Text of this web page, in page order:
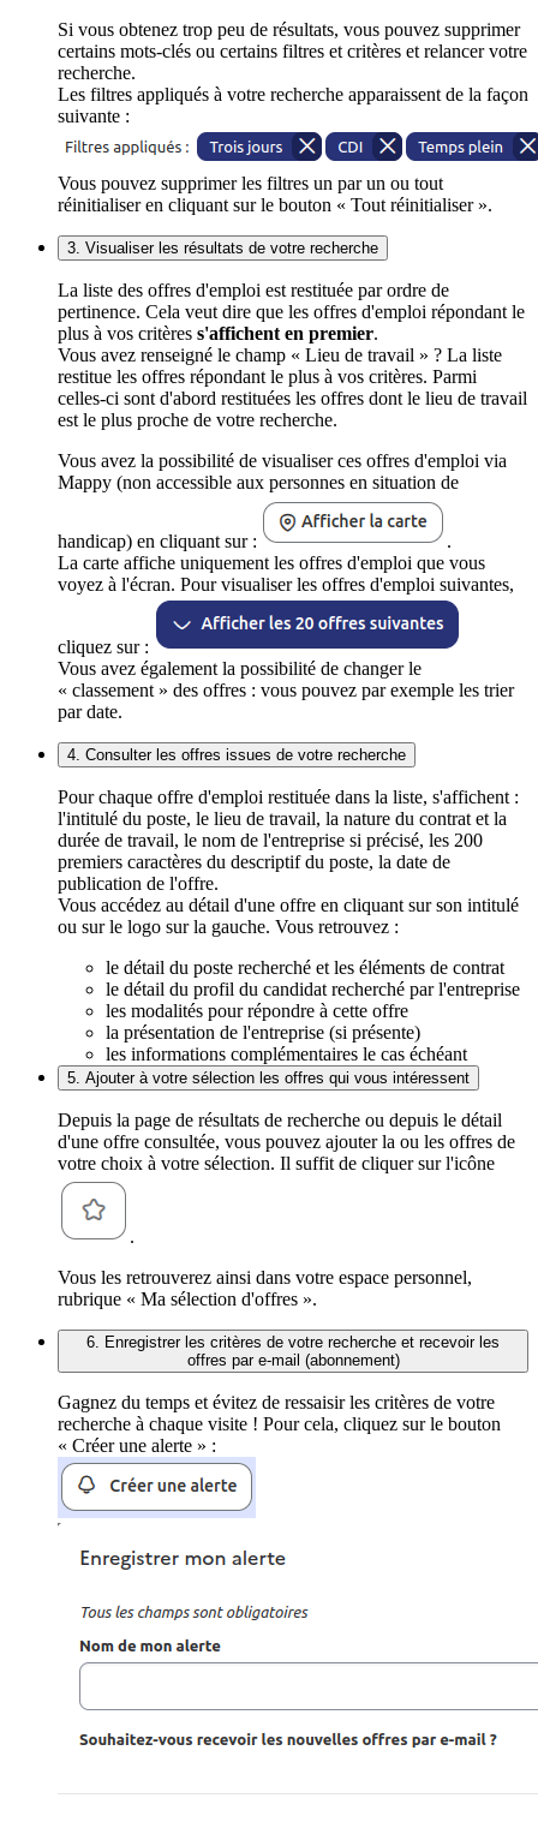
Si vous obtenez trop peu de résultats, vous pouvez supprimer
certains mots-clés ou certains filtres et critères et relancer votre
recherche.
Les filtres appliqués à votre recherche apparaissent de la façon
suivante :
Vous pouvez supprimer les filtres un par un ou tout
réinitialiser en cliquant sur le bouton « Tout réinitialiser ».
3. Visualiser les résultats de votre recherche
La liste des offres d'emploi est restituée par ordre de
pertinence. Cela veut dire que les offres d'emploi répondant le
plus à vos critères s'affichent en premier.
Vous avez renseigné le champ « Lieu de travail » ? La liste
restitue les offres répondant le plus à vos critères. Parmi
celles-ci sont d'abord restituées les offres dont le lieu de travail
est le plus proche de votre recherche.
Vous avez la possibilité de visualiser ces offres d'emploi via
Mappy (non accessible aux personnes en situation de
handicap) en cliquant sur :
.
La carte affiche uniquement les offres d'emploi que vous
voyez à l'écran. Pour visualiser les offres d'emploi suivantes,
cliquez sur :
Vous avez également la possibilité de changer le
« classement » des offres : vous pouvez par exemple les trier
par date.
4. Consulter les offres issues de votre recherche
Pour chaque offre d'emploi restituée dans la liste, s'affichent :
l'intitulé du poste, le lieu de travail, la nature du contrat et la
durée de travail, le nom de l'entreprise si précisé, les 200
premiers caractères du descriptif du poste, la date de
publication de l'offre.
Vous accédez au détail d'une offre en cliquant sur son intitulé
ou sur le logo sur la gauche. Vous retrouvez :
le détail du poste recherché et les éléments de contrat
le détail du profil du candidat recherché par l'entreprise
les modalités pour répondre à cette offre
la présentation de l'entreprise (si présente)
les informations complémentaires le cas échéant
5. Ajouter à votre sélection les offres qui vous intéressent
Depuis la page de résultats de recherche ou depuis le détail
d'une offre consultée, vous pouvez ajouter la ou les offres de
votre choix à votre sélection. Il suffit de cliquer sur l'icône
.
Vous les retrouverez ainsi dans votre espace personnel,
rubrique « Ma sélection d'offres ».
6. Enregistrer les critères de votre recherche et recevoir les
offres par e-mail (abonnement)
Gagnez du temps et évitez de ressaisir les critères de votre
recherche à chaque visite ! Pour cela, cliquez sur le bouton
« Créer une alerte » :